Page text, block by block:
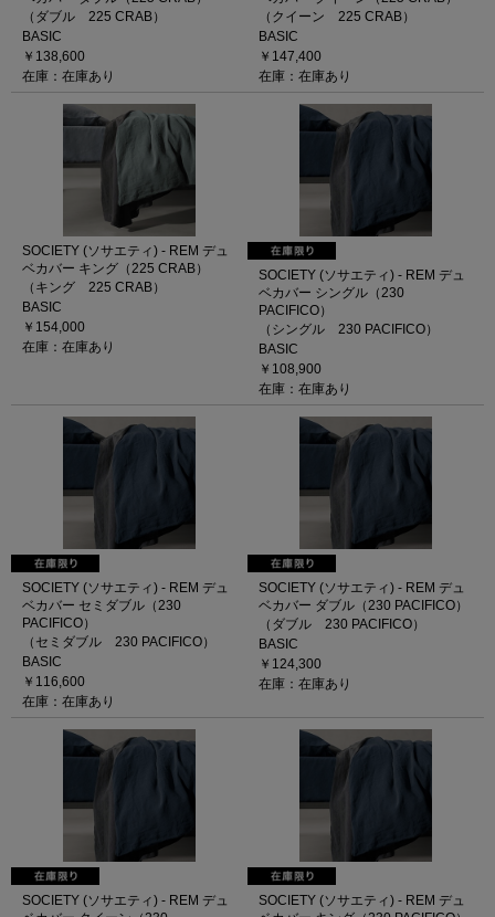
（ダブル 225 CRAB）
BASIC
￥138,600
在庫：在庫あり
（クイーン 225 CRAB）
BASIC
￥147,400
在庫：在庫あり
SOCIETY (ソサエティ) - REM デュ
ベカバー キング（225 CRAB）
（キング 225 CRAB）
BASIC
￥154,000
在庫：在庫あり
SOCIETY (ソサエティ) - REM デュ
ベカバー シングル（230
PACIFICO）
（シングル 230 PACIFICO）
BASIC
￥108,900
在庫：在庫あり
SOCIETY (ソサエティ) - REM デュ
ベカバー セミダブル（230
PACIFICO）
（セミダブル 230 PACIFICO）
BASIC
￥116,600
在庫：在庫あり
SOCIETY (ソサエティ) - REM デュ
ベカバー ダブル（230 PACIFICO）
（ダブル 230 PACIFICO）
BASIC
￥124,300
在庫：在庫あり
SOCIETY (ソサエティ) - REM デュ
SOCIETY (ソサエティ) - REM デュ